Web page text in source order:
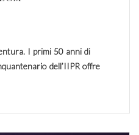
I primi 50 anni di
dell’IIPR offre